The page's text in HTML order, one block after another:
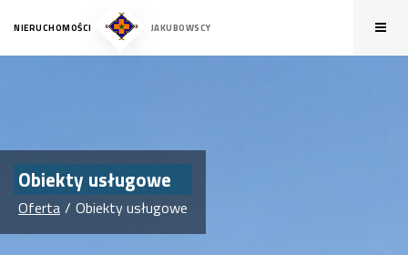
NIERUCHOMOŚCI JAKUBOWSCY
Obiekty usługowe
Oferta Obiekty usługowe